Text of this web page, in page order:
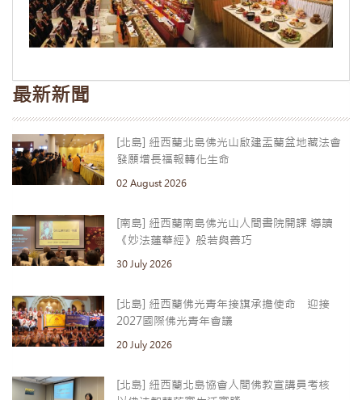
最新新聞
[北島] 紐西蘭北島佛光山啟建盂蘭盆地藏法會
發願增長福報轉化生命
02 August 2026
[南島] 紐西蘭南島佛光山人間書院開課 導讀
《妙法蓮華經》般若與善巧
30 July 2026
[北島] 紐西蘭佛光青年接旗承擔使命 迎接
2027國際佛光青年會議
20 July 2026
[北島] 紐西蘭北島協會人間佛教宣講員考核